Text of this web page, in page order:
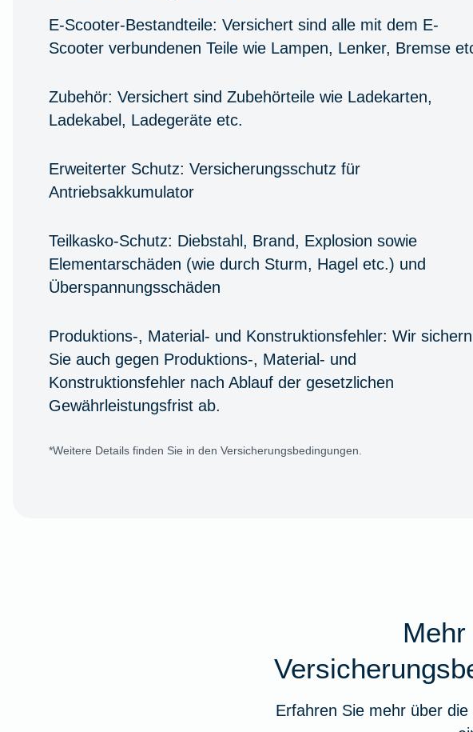
E-Scooter-Bestandteile: Versichert sind alle mit dem E-
Scooter verbundenen Teile wie Lampen, Lenker, Bremse
Zubehör: Versichert sind Zubehörteile wie Ladekarten,
Ladekabel, Ladegeräte etc.
Erweiterter Schutz: Versicherungsschutz für
Antriebsakkumulator
Teilkasko-Schutz: Diebstahl, Brand, Explosion sowie
Elementarschäden (wie durch Sturm, Hagel etc.) und
Überspannungsschäden
Produktions-, Material- und Konstruktionsfehler: Wir sichern
Sie auch gegen Produktions-, Material- und
Konstruktionsfehler nach Ablauf der gesetzlichen
Gewährleistungsfrist ab.
*Weitere Details finden Sie in den Versicherungsbedingungen.
Erfahren Sie mehr über